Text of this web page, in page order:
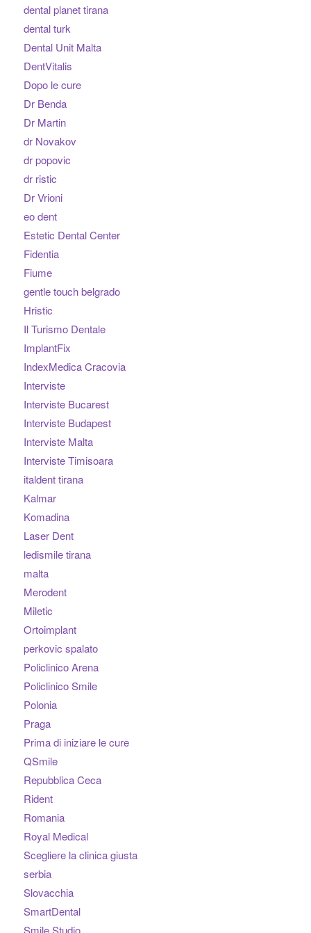
dental planet tirana
dental turk
Dental Unit Malta
DentVitalis
Dopo le cure
Dr Benda
Dr Martin
dr Novakov
dr popovic
dr ristic
Dr Vrioni
eo dent
Estetic Dental Center
Fidentia
Fiume
gentle touch belgrado
Hristic
Il Turismo Dentale
ImplantFix
IndexMedica Cracovia
Interviste
Interviste Bucarest
Interviste Budapest
Interviste Malta
Interviste Timisoara
italdent tirana
Kalmar
Komadina
Laser Dent
ledismile tirana
malta
Merodent
Miletic
Ortoimplant
perkovic spalato
Policlinico Arena
Policlinico Smile
Polonia
Praga
Prima di iniziare le cure
QSmile
Repubblica Ceca
Rident
Romania
Royal Medical
Scegliere la clinica giusta
serbia
Slovacchia
SmartDental
Smile Studio